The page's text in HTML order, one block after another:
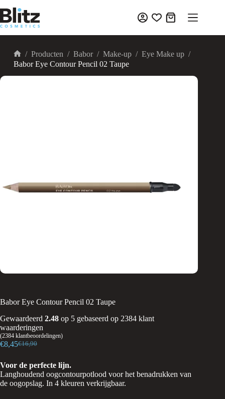
naar
de
Winkelwagen
Home
/ Producten / Babor / Make-up / Eye Make up /
Babor Eye Contour Pencil 02 Taupe
Babor Eye Contour Pencil 02 Taupe
Gewaardeerd 2.48 op 5 gebaseerd op 2384 klant
waarderingen
(2384 klantbeoordelingen)
€16,90
Oorspronkelijke
was:
€16,90.
€8,45Huidige
is:
€8,45.
Voor de perfecte lijn.
Langhoudend oogcontourpotlood voor het benadrukken van
de oogopslag. In 4 kleuren verkrijgbaar.